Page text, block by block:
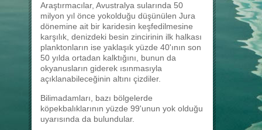
Araştırmacılar, Avustralya sularında 50
milyon yıl önce yokolduğu düşünülen Jura
dönemine ait bir karidesin keşfedilmesine
karşılık, denizdeki besin zincirinin ilk halkası
planktonların ise yaklaşık yüzde 40'ının son
50 yılda ortadan kalktığını, bunun da
okyanusların giderek ısınmasıyla
açıklanabileceğinin altını çizdiler.
Bilimadamları, bazı bölgelerde
köpekbalıklarının yüzde 99'unun yok olduğu
uyarısında da bulundular.